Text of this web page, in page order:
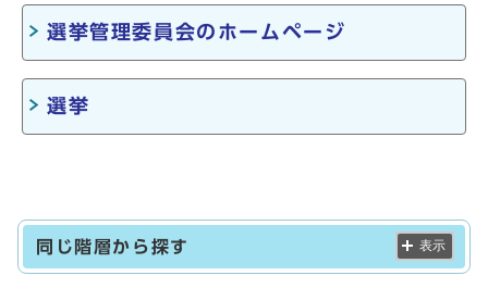
選挙管理委員会のホームページ
選挙
同じ階層から探す 表示